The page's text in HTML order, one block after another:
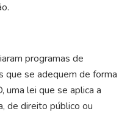
programas de
que se adequem de forma
uma lei que se aplica a
de direito público ou